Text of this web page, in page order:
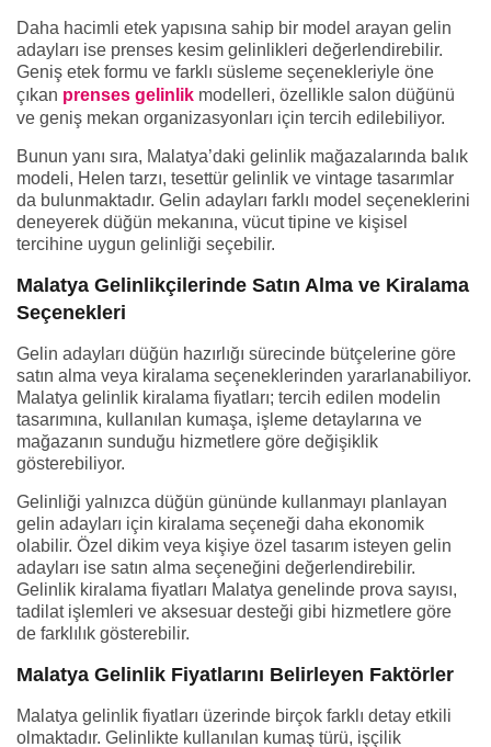
Daha hacimli etek yapısına sahip bir model arayan gelin
adayları ise prenses kesim gelinlikleri değerlendirebilir.
Geniş etek formu ve farklı süsleme seçenekleriyle öne
çıkan prenses gelinlik modelleri, özellikle salon düğünü
ve geniş mekan organizasyonları için tercih edilebiliyor.
Bunun yanı sıra, Malatya’daki gelinlik mağazalarında balık
modeli, Helen tarzı, tesettür gelinlik ve vintage tasarımlar
da bulunmaktadır. Gelin adayları farklı model seçeneklerini
deneyerek düğün mekanına, vücut tipine ve kişisel
tercihine uygun gelinliği seçebilir.
Malatya Gelinlikçilerinde Satın Alma ve Kiralama
Seçenekleri
Gelin adayları düğün hazırlığı sürecinde bütçelerine göre
satın alma veya kiralama seçeneklerinden yararlanabiliyor.
Malatya gelinlik kiralama fiyatları; tercih edilen modelin
tasarımına, kullanılan kumaşa, işleme detaylarına ve
mağazanın sunduğu hizmetlere göre değişiklik
gösterebiliyor.
Gelinliği yalnızca düğün gününde kullanmayı planlayan
gelin adayları için kiralama seçeneği daha ekonomik
olabilir. Özel dikim veya kişiye özel tasarım isteyen gelin
adayları ise satın alma seçeneğini değerlendirebilir.
Gelinlik kiralama fiyatları Malatya genelinde prova sayısı,
tadilat işlemleri ve aksesuar desteği gibi hizmetlere göre
de farklılık gösterebilir.
Malatya Gelinlik Fiyatlarını Belirleyen Faktörler
Malatya gelinlik fiyatları üzerinde birçok farklı detay etkili
olmaktadır. Gelinlikte kullanılan kumaş türü, işçilik